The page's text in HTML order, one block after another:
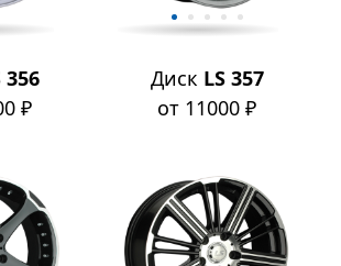
356
₽
Диск LS 357
от 11000 ₽